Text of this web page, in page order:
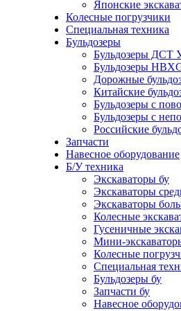
Японские
Колесные погрузчики
Специальная техника
Бульдозеры
Бульдозеры ДСТ
Бульдозеры
Дорожные
Китайские
Бульдозеры с
Бульдозеры с
Российские
Запчасти
Навесное оборудование
Б/У техника
Экскаваторы бу
Экскаваторы
Экскаваторы
Колесные
Гусеничные
Мини-
Колесные
Специальная
Бульдозеры бу
Запчасти бу
Навесное